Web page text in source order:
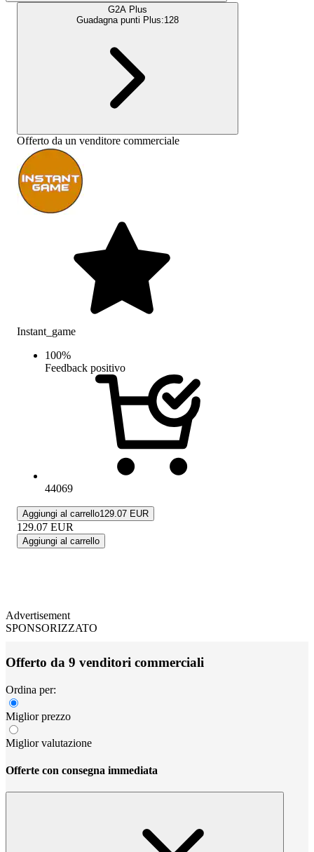
G2A Plus
Guadagna punti Plus:128
Offerto da un venditore commerciale
Instant_game
100%
Feedback positivo
44069
Aggiungi al carrello129.07 EUR
129.07 EUR
Aggiungi al carrello
Advertisement
SPONSORIZZATO
Offerto da 9 venditori commerciali
Ordina per:
Miglior prezzo
Miglior valutazione
Offerte con consegna immediata